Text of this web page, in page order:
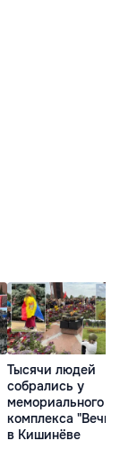
Тысячи людей
собрались у
мемориального
комплекса
в Кишинёве